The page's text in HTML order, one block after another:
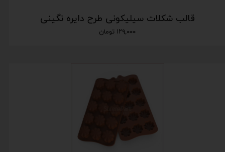
قالب شکلات سیلیکونی طرح دایره نگینی
۱۲۹,۰۰۰ تومان